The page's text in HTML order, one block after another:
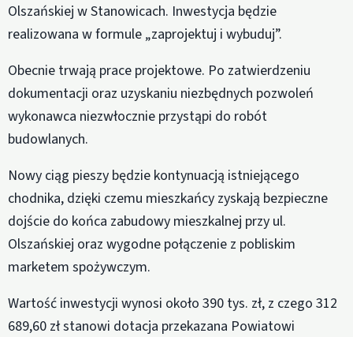
Olszańskiej w Stanowicach. Inwestycja będzie
realizowana w formule „zaprojektuj i wybuduj”.
Obecnie trwają prace projektowe. Po zatwierdzeniu
dokumentacji oraz uzyskaniu niezbędnych pozwoleń
wykonawca niezwłocznie przystąpi do robót
budowlanych.
Nowy ciąg pieszy będzie kontynuacją istniejącego
chodnika, dzięki czemu mieszkańcy zyskają bezpieczne
dojście do końca zabudowy mieszkalnej przy ul.
Olszańskiej oraz wygodne połączenie z pobliskim
marketem spożywczym.
Wartość inwestycji wynosi około 390 tys. zł, z czego 312
689,60 zł stanowi dotacja przekazana Powiatowi